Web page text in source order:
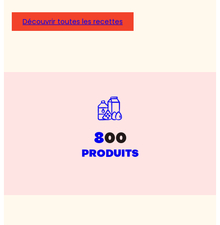
Découvrir toutes les recettes
800
PRODUITS